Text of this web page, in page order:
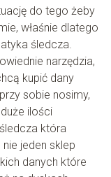
do tego żeby
właśnie dlatego
śledcza.
narzędzia,
kupić dany
sobie nosimy,
ilości
która
jeden sklep
danych które